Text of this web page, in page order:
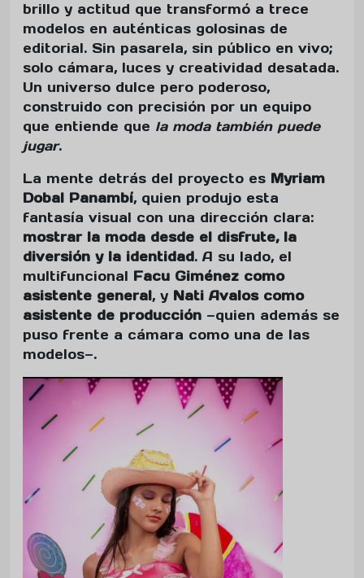
brillo y actitud que transformó a trece
modelos en auténticas golosinas de
editorial. Sin pasarela, sin público en vivo;
solo cámara, luces y creatividad desatada.
Un universo dulce pero poderoso,
construido con precisión por un equipo
que entiende que la moda también puede
jugar.
La mente detrás del proyecto es Myriam
Dobal Panambí, quien produjo esta
fantasía visual con una dirección clara:
mostrar la moda desde el disfrute, la
diversión y la identidad. A su lado, el
multifuncional Facu Giménez como
asistente general, y Nati Avalos como
asistente de producción —quien además se
puso frente a cámara como una de las
modelos—.